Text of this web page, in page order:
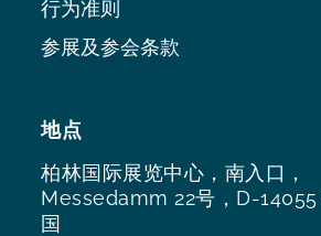
地点
柏林国际展览中心，南入口，
Messedamm 22号，D-14055
国
行为准则
参展及参会条款